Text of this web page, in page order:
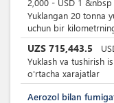
2,000 - USD 1 &nbsp
Yuklangan 20 tonna
uchun bir
UZS 715,443.5
Yuklash va tushirish
o'rtacha xarajatlar
Aerozol bilan